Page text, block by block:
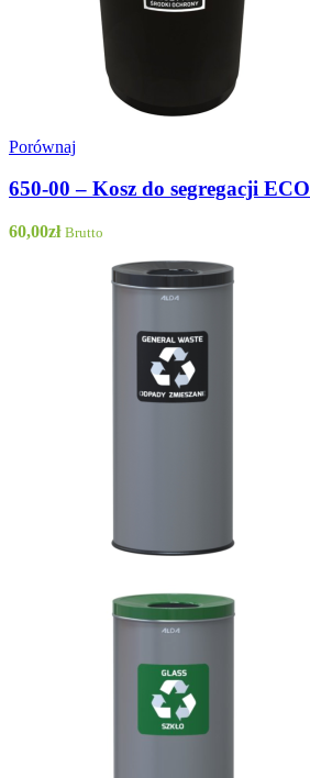
Porównaj
650-00 – Kosz do segregacji
60,00zł Brutto